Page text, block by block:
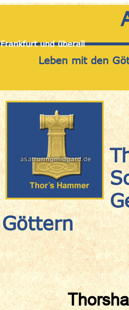
Frankfurt und überall
Leben mit den
Göttern